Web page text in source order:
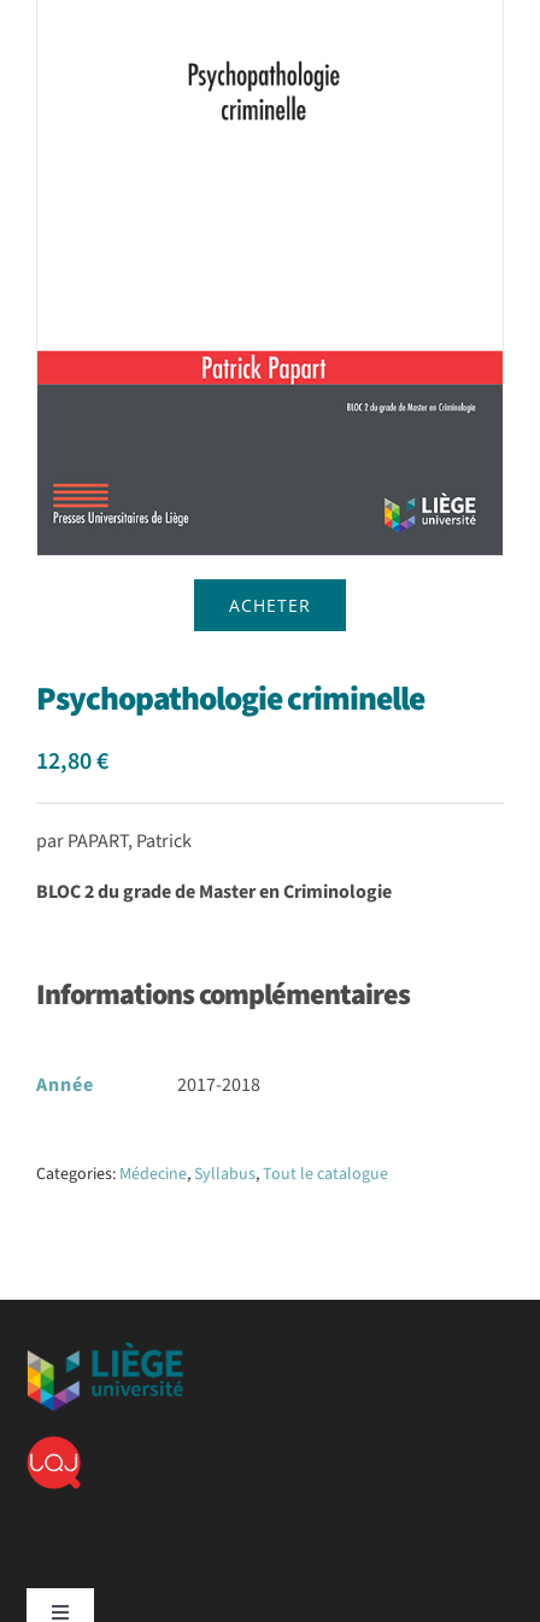
ACHETER
Psychopathologie criminelle
12,80€
par PAPART, Patrick
BLOC 2 du grade de Master en Criminologie
Informations complémentaires
Année 2017-2018
Categories: Médecine,Syllabus,Tout le catalogue